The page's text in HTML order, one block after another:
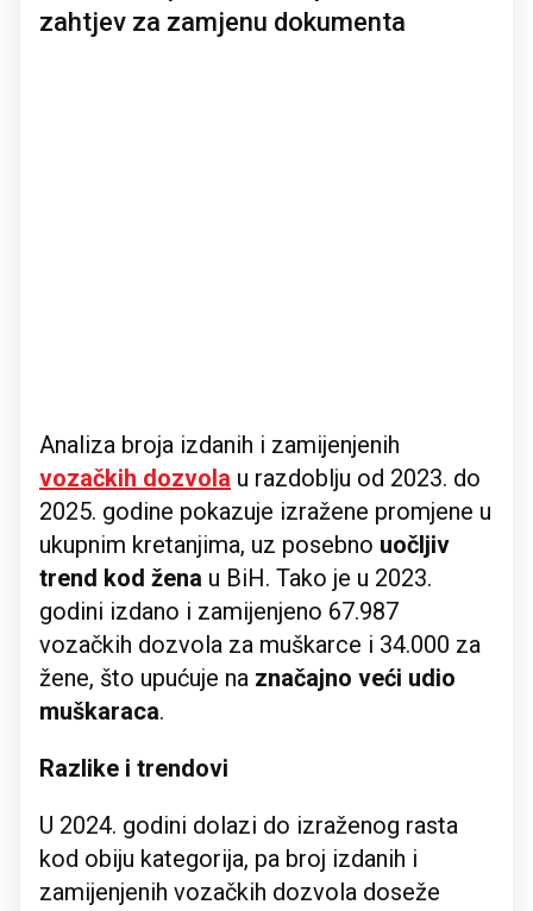
zahtjev za zamjenu dokumenta
Analiza broja izdanih i zamijenjenih
vozačkih dozvola u razdoblju od 2023. do
2025. godine pokazuje izražene promjene u
ukupnim kretanjima, uz posebno uočljiv
trend kod žena u BiH. Tako je u 2023.
godini izdano i zamijenjeno 67.987
vozačkih dozvola za muškarce i 34.000 za
žene, što upućuje na značajno veći udio
muškaraca.
Razlike i trendovi
U 2024. godini dolazi do izraženog rasta
kod obiju kategorija, pa broj izdanih i
zamijenjenih vozačkih dozvola doseže